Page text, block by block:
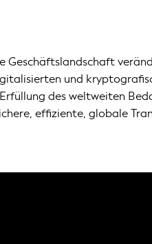
Geschäftslandschaft
und
des weltweiten
effiziente, globale